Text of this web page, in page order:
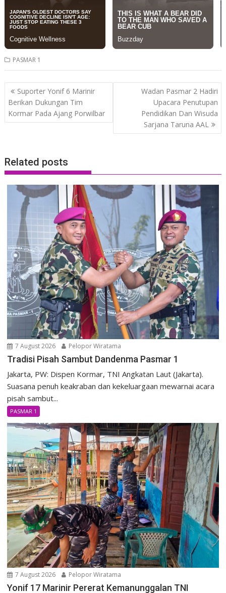
PASMAR 1
Post
navigation
Suporter Yonif 6 Marinir
Berikan Dukungan Tim
Kormar Pada Ajang Porwilbar
Wadan Pasmar 2 Hadiri
Upacara Penutupan
Pendidikan Dan Wisuda
Sarjana Taruna AAL
Related posts
7 August 2026 Pelopor Wiratama
Tradisi Pisah Sambut Dandenma Pasmar 1
Jakarta, PW: Dispen Kormar, TNI Angkatan Laut (Jakarta).
Suasana penuh keakraban dan kekeluargaan mewarnai acara
pisah sambut...
PASMAR 1
7 August 2026 Pelopor Wiratama
Yonif 17 Marinir Pererat Kemanunggalan TNI